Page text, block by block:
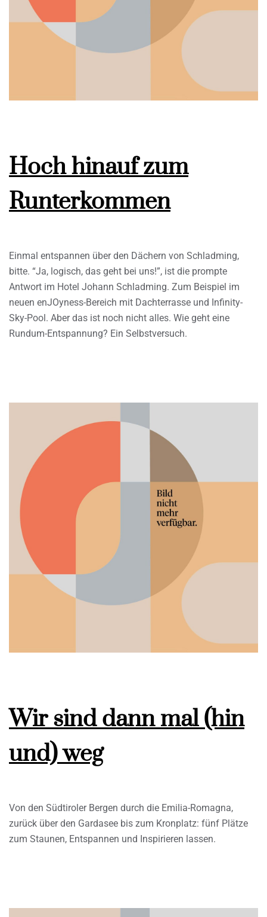
Hoch hinauf zum
Runterkommen
Einmal entspannen über den Dächern von Schladming,
bitte. “Ja, logisch, das geht bei uns!”, ist die prompte
Antwort im Hotel Johann Schladming. Zum Beispiel im
neuen enJOyness-Bereich mit Dachterrasse und Infinity-
Sky-Pool. Aber das ist noch nicht alles. Wie geht eine
Rundum-Entspannung? Ein Selbstversuch.
Wir sind dann mal (hin
und) weg
Von den Südtiroler Bergen durch die Emilia-Romagna,
zurück über den Gardasee bis zum Kronplatz: fünf Plätze
zum Staunen, Entspannen und Inspirieren lassen.